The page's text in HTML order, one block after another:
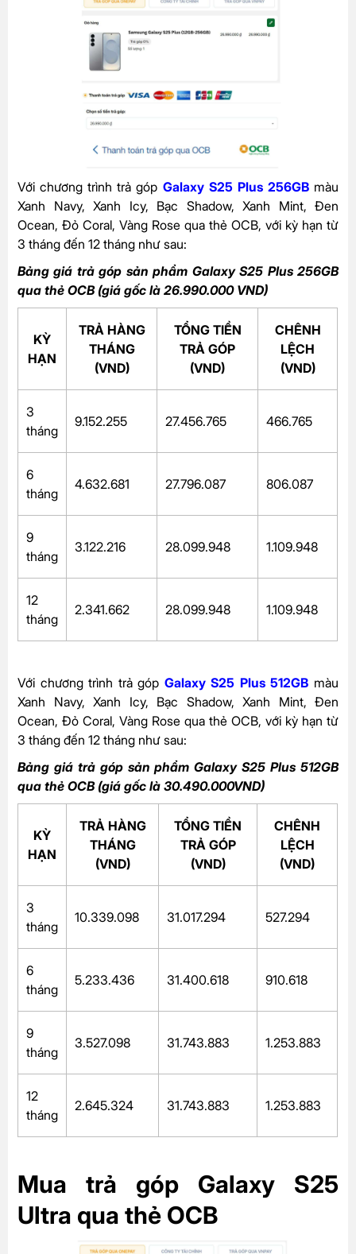
Với chương trình trả góp Galaxy S25 Plus 256GBmàu
Xanh Navy, Xanh Icy, Bạc Shadow, Xanh Mint, Đen
Ocean, Đỏ Coral, Vàng Rose qua thẻ OCB, với kỳ hạn từ
3 tháng đến 12 tháng như sau:
Bảng giá trả góp sản phẩm Galaxy S25 Plus 256GB
qua thẻ OCB (giá gốc là 26.990.000 VND)
KỲ
HẠN
TRẢ HÀNG
THÁNG
(VND)
TỔNG TIỀN
TRẢ GÓP
(VND)
CHÊNH
LỆCH
(VND)
3
tháng
9.152.255 27.456.765 466.765
6
tháng
4.632.681 27.796.087 806.087
9
tháng
3.122.216 28.099.948 1.109.948
12
tháng
2.341.662 28.099.948 1.109.948
Với chương trình trả góp Galaxy S25 Plus 512GB màu
Xanh Navy, Xanh Icy, Bạc Shadow, Xanh Mint, Đen
Ocean, Đỏ Coral, Vàng Rose qua thẻ OCB, với kỳ hạn từ
3 tháng đến 12 tháng như sau:
Bảng giá trả góp sản phẩm Galaxy S25 Plus 512GB
qua thẻ OCB (giá gốc là 30.490.000VND)
KỲ
HẠN
TRẢ HÀNG
THÁNG
(VND)
TỔNG TIỀN
TRẢ GÓP
(VND)
CHÊNH
LỆCH
(VND)
3
tháng
10.339.098 31.017.294 527.294
6
tháng
5.233.436 31.400.618 910.618
9
tháng
3.527.098 31.743.883 1.253.883
12
tháng
2.645.324 31.743.883 1.253.883
Mua trả góp Galaxy S25
Ultra qua thẻ OCB